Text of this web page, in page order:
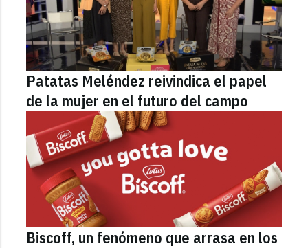
Patatas Meléndez reivindica el papel
de la mujer en el futuro del campo
Biscoff, un fenómeno que arrasa en los